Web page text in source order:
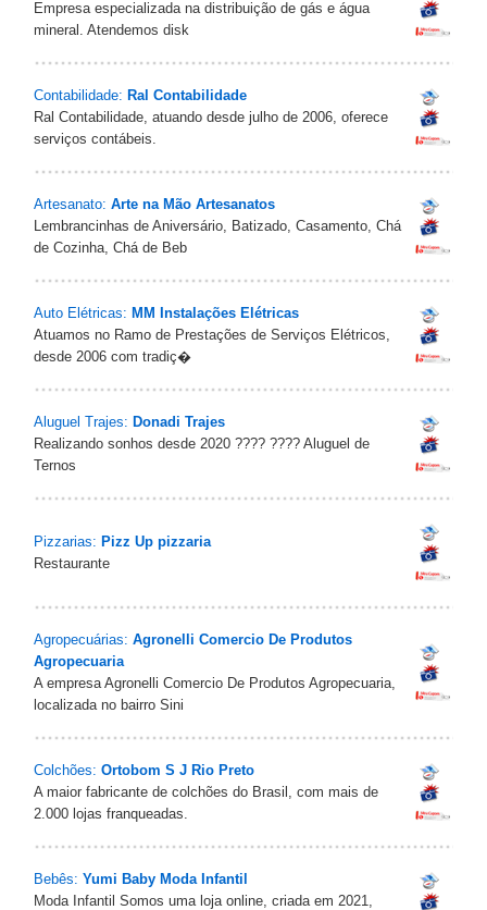
Empresa especializada na distribuição de gás e água
mineral. Atendemos disk
Contabilidade: Ral Contabilidade
Ral Contabilidade, atuando desde julho de 2006, oferece
serviços contábeis.
Artesanato: Arte na Mão Artesanatos
Lembrancinhas de Aniversário, Batizado, Casamento, Chá
de Cozinha, Chá de Beb
Auto Elétricas: MM Instalações Elétricas
Atuamos no Ramo de Prestações de Serviços Elétricos,
desde 2006 com tradiç�
Aluguel Trajes: Donadi Trajes
Realizando sonhos desde 2020 ???? ???? Aluguel de
Ternos
Pizzarias: Pizz Up pizzaria
Restaurante
Agropecuárias: Agronelli Comercio De Produtos
Agropecuaria
A empresa Agronelli Comercio De Produtos Agropecuaria,
localizada no bairro Sini
Colchões: Ortobom S J Rio Preto
A maior fabricante de colchões do Brasil, com mais de
2.000 lojas franqueadas.
Bebês: Yumi Baby Moda Infantil
Moda Infantil Somos uma loja online, criada em 2021,